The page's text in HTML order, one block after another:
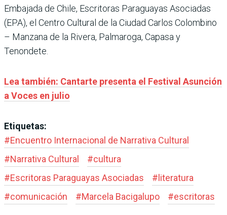
Embajada de Chile, Escritoras Paraguayas Asociadas
(EPA), el Centro Cultural de la Ciudad Carlos Colombino
– Manzana de la Rivera, Palmaroga, Capasa y
Tenondete.
Lea también: Cantarte presenta el Festival Asunción
a Voces en julio
Etiquetas:
#Encuentro Internacional de Narrativa Cultural
#Narrativa Cultural #cultura
#Escritoras Paraguayas Asociadas # literatura
#comunicación #Marcela Bacigalupo #escritoras